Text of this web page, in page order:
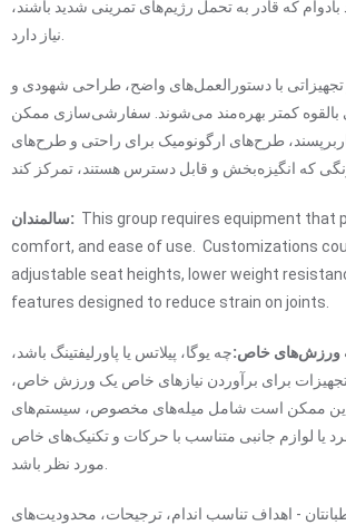
که قادر به تحمل رژیم‌های تمرینی شدید باشند،
تجهیزاتی با دستورالعمل‌های واضح، طراحی شهودی و
کمتر بهره‌مند می‌شوند. سفارشی‌سازی ممکن
طرح‌های ارگونومیک برای راحتی و طرح‌های
سالمندان: This group requires equipment that
comfort, and ease of use. Customizations
adjustable seat heights, lower weight
features designed to reduce strain on joints.
ورزش‌های خاص:چه یوگا، پیلاتس یا پاورلیفتینگ باشد،
برای برآوردن نیازهای خاص یک ورزش خاص،
ممکن است شامل میله‌های مخصوص، سیستم‌های
یا لوازم جانبی متناسب با حرکات و تکنیک‌های خاص
- اهداف تناسب اندام، ترجیحات، محدودیت‌های